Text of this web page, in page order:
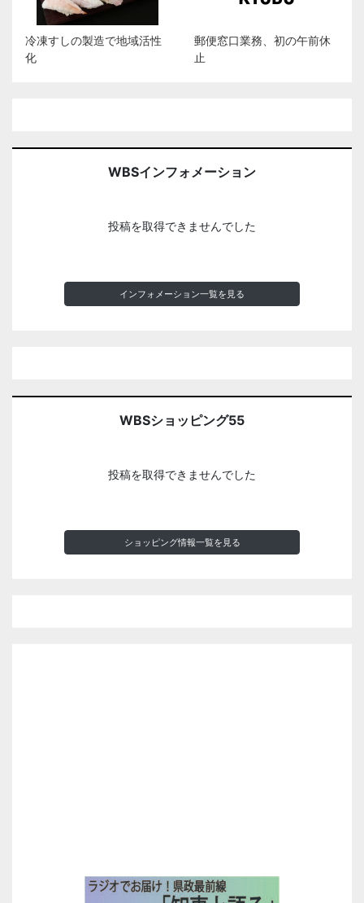
冷凍すしの製造で地域活性
化
郵便窓口業務、初の午前休
止
WBSインフォメーション
投稿を取得できませんでした
インフォメーション一覧を見る
WBSショッピング55
投稿を取得できませんでした
ショッピング情報一覧を見る